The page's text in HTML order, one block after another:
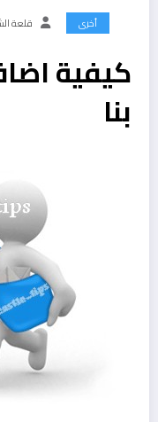
أخرى قلعة
كيفية
بنا